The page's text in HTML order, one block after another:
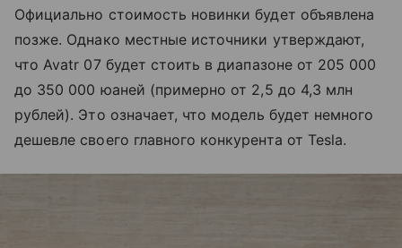
Официально стоимость новинки будет объявлена
позже. Однако местные источники утверждают,
что Avatr 07 будет стоить в диапазоне от 205 000
до 350 000 юаней (примерно от 2,5 до 4,3 млн
рублей). Это означает, что модель будет немного
дешевле своего главного конкурента от Tesla.